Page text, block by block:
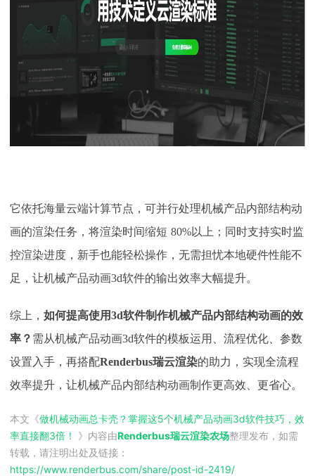
它依托海量云端计算节点，可并行处理机械产品内部结构动
画的渲染任务，将渲染时间缩短 80%以上；同时支持实时监
控渲染进度，新手也能轻松操作，无需担忧本地硬件性能不
足，让机械产品动画3d软件的输出效率大幅提升。​
综上， 如何提高使用3d软件制作机械产品内部结构动画的效
率？ 需从机械产品动画3d软件的模板运用、流程优化、参数
设置入手，再搭配Renderbus瑞云渲染的助力，实现全流程
效率提升，让机械产品内部结构动画制作更高效、更省心。
本文《做机械动画总卡壳？掌握这5个机械产品动画3d软件技巧，效
率直接翻3倍！ 》内容由Renderbus瑞云渲染农场整理发布，如需
转载，请注明出处及链接：
https://www.renderbus.com/share/post-id-2419/